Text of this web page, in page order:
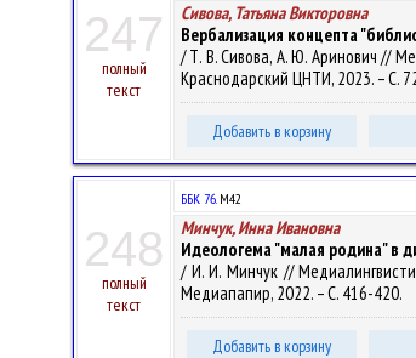
247
полный
текст
Сивова, Татьяна Викторовна
Вербализация концепта
/ Т. В. Сивова, А. Ю. Аринович //
Краснодарский ЦНТИ, 2023. – С.
Добавить в корзину
248
полный
текст
ББК 76.М42
Минчук, Инна Ивановна
Идеологема "малая родина" в
/ И. И. Минчук //
Медиапапир, 2022. – С. 416-420.
Добавить в корзину